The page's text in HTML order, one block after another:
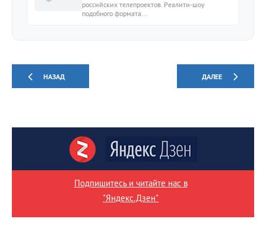
российских телепроектов. Реалити-шоу
подобного формата...
НАЗАД ДАЛЕЕ
Подпишитесь и читайте нас в
"Яндекс.Дзен"